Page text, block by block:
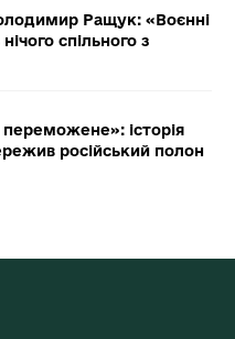
Ращук: «Воєнні
спільного з
історія
російський полон